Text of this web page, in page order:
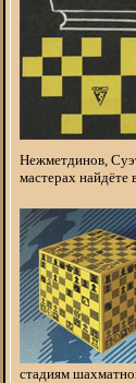
Нежметдинов,
мастерах найдёте
стадиям